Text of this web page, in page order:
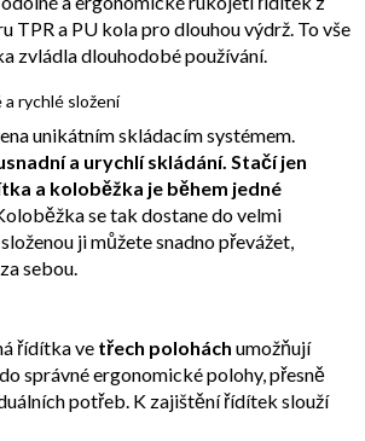
TPR a PU kola pro dlouhou výdrž. To vše
zvládla dlouhodobé používání.
rychlé složení
unikátním skládacím systémem.
a urychlí skládání. Stačí jen
a koloběžka je během jedné
se tak dostane do velmi
ji můžete snadno převážet,
sebou.
řídítka ve třech polohách umožňují
správné ergonomické polohy, přesně
potřeb. K zajištění řídítek slouží